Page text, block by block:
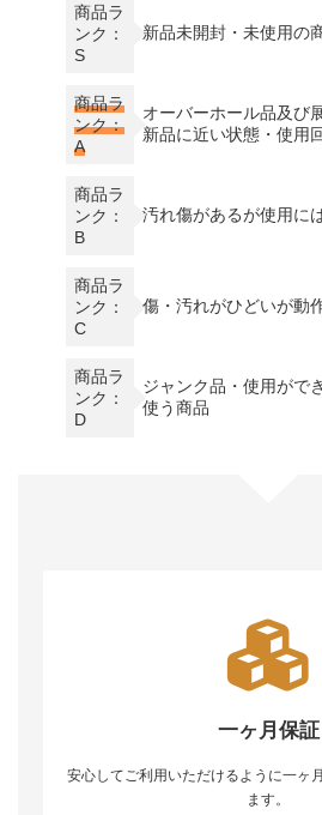
商品ラ
ンク：
S
新品未開封・未使用の
商品ラ
ンク：
A
オーバーホール品及び
新品に近い状態・使用
商品ラ
ンク：
B
汚れ傷があるが使用に
商品ラ
ンク：
C
傷・汚れがひどいが動
商品ラ
ンク：
D
ジャンク品・使用がで
使う商品
一ヶ月保証
安心してご利用いただけるように一ヶ
ます。